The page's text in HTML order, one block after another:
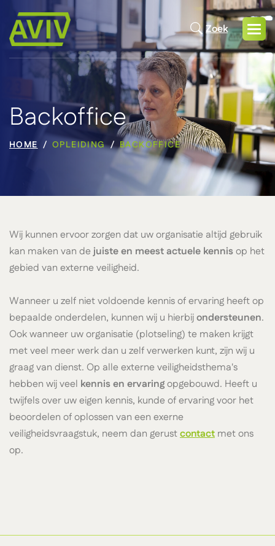
Zoek
Backoffice
HOME OPLEIDING BACKOFFICE
Wij kunnen ervoor zorgen dat uw organisatie altijd gebruik
kan maken van dejuiste en meest actuele kennisop het
gebied van externe veiligheid.
Wanneer u zelf niet voldoende kennis of ervaring heeft op
bepaalde onderdelen, kunnen wij u hierbijondersteunen.
Ook wanneer uw organisatie (plotseling) te maken krijgt
met veel meer werk dan u zelf verwerken kunt, zijn wij u
graag van dienst. Op alle externe veiligheidsthema's
hebben wij veel kennis en ervaringopgebouwd. Heeft u
twijfels over uw eigen kennis, kunde of ervaring voor het
beoordelen of oplossen van een exerne
veiligheidsvraagstuk, neem dan gerustcontact met ons
op.